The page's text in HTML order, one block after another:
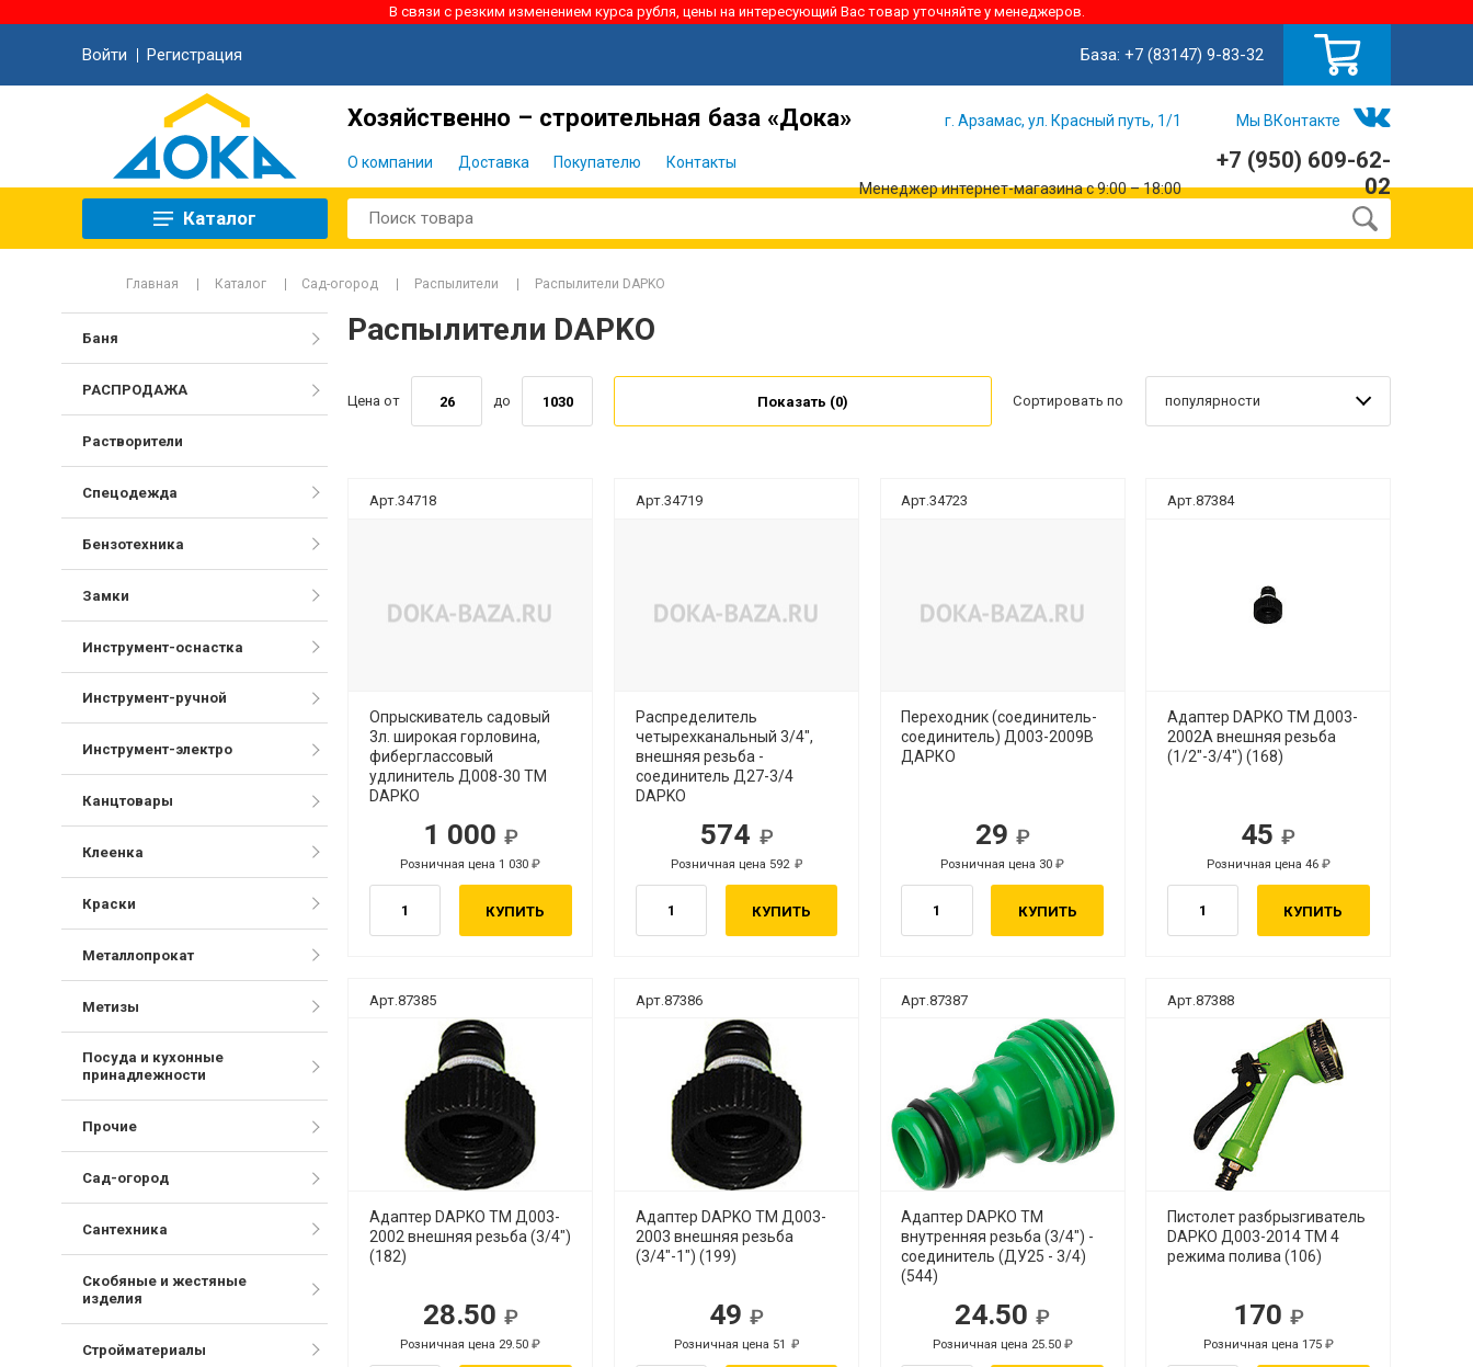
В связи с резким изменением курса рубля, цены на интересующий Вас товар уточняйте у менеджеров.
Войти Регистрация База: +7 (83147) 9-83-32
Хозяйственно – строительная база «Дока»
О компании Доставка Покупателю Контакты
г. Арзамас, ул. Красный путь, 1/1 Мы ВКонтакте
Менеджер интернет-магазина с 9:00 – 18:00
+7 (950) 609-62-
02
Каталог
Главная Каталог Сад-огород Распылители Распылители DAPKO
Распылители DAPKO
Цена от до Показать (0) Сортировать по популярности
Арт.34718
Опрыскиватель садовый
3л. широкая горловина,
фиберглассовый
удлинитель Д008-30 ТМ
DAPKO
1 000
Розничная цена 1 030
КУПИТЬ
Арт.34719
Распределитель
четырехканальный 3/4",
внешняя резьба -
соединитель Д27-3/4
DAPKO
574
Розничная цена 592
КУПИТЬ
Арт.34723
Переходник (соединитель-
соединитель) Д003-2009В
ДАРКО
29
руб.
Розничная цена 30
руб.
КУПИТЬ
Арт.87384
Адаптер DAPKO ТМ Д003-
2002А внешняя резьба
(1/2"-3/4") (168)
45
руб.
Розничная цена 46
руб.
КУПИТЬ
Арт.87385
Адаптер DAPKO ТМ Д003-
2002 внешняя резьба (3/4")
(182)
28.50
Розничная цена 29.50
Арт.87386
Адаптер DAPKO ТМ Д003-
2003 внешняя резьба
(3/4"-1") (199)
49
руб.
Розничная цена 51
Арт.87387
Адаптер DAPKO ТМ
внутренняя резьба (3/4") -
соединитель (ДУ25 - 3/4)
(544)
24.50
руб.
Розничная цена 25.50
руб.
Арт.87388
Пистолет разбрызгиватель
DAPKO Д003-2014 ТМ 4
режима полива (106)
170
руб.
Розничная цена 175
руб.
Баня
РАСПРОДАЖА
Растворители
Спецодежда
Бензотехника
Замки
Инструмент-оснастка
Инструмент-ручной
Инструмент-электро
Канцтовары
Клеенка
Краски
Металлопрокат
Метизы
Посуда и кухонные
принадлежности
Прочие
Сад-огород
Сантехника
Скобяные и жестяные
изделия
Стройматериалы